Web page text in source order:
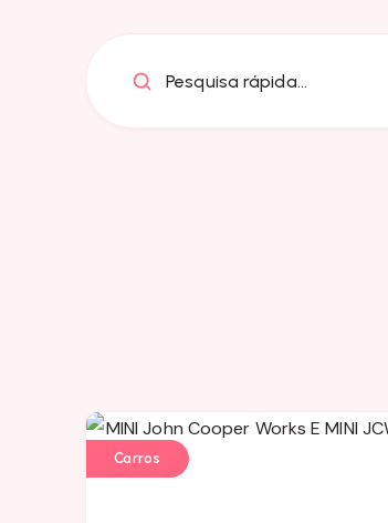
Pesquisa rápida...
Carros